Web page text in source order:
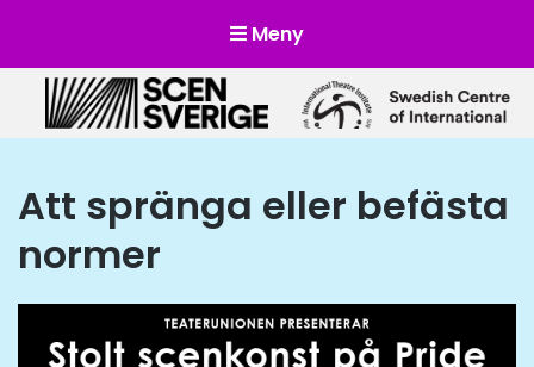
Meny
Scensverige
Mötesplats för svensk och internationell scenkonst
Att spränga eller befästa
normer